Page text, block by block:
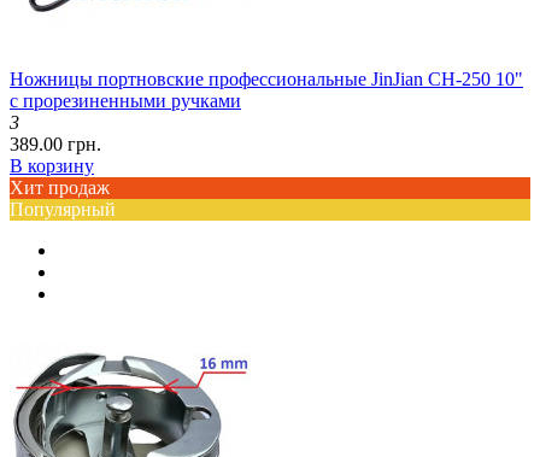
Ножницы портновские профессиональные JinJian CH-250 10"
с прорезиненными ручками
3
389.00 грн.
В корзину
Хит продаж
Популярный